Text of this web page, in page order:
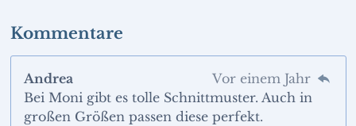
Kommentare
Andrea
Vor einem Jahr
Bei Moni gibt es tolle Schnittmuster. Auch in
großen Größen passen diese perfekt.